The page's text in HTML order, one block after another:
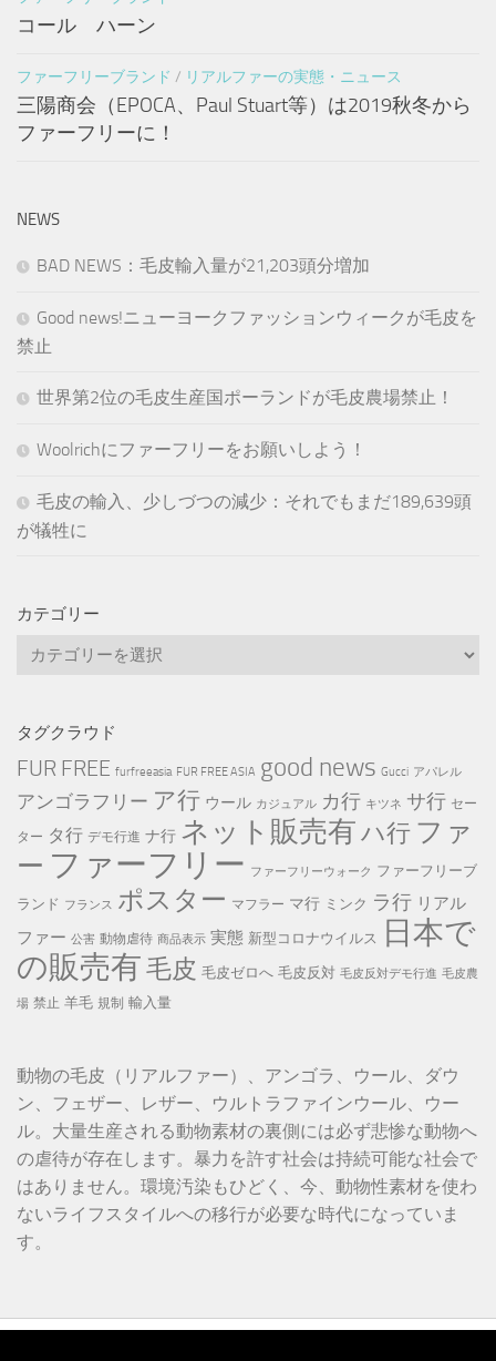
コール ハーン
ファーフリーブランド / リアルファーの実態・ニュース
三陽商会（EPOCA、Paul Stuart等）は2019秋冬から
ファーフリーに！
NEWS
BAD NEWS：毛皮輸入量が21,203頭分増加
Good news!ニューヨークファッションウィークが毛皮を
禁止
世界第2位の毛皮生産国ポーランドが毛皮農場禁止！
Woolrichにファーフリーをお願いしよう！
毛皮の輸入、少しづつの減少：それでもまだ189,639頭
が犠牲に
カテゴリー
カ
リ
ー
タグクラウド
FUR FREE furfreeasia FUR FREE ASIA good news Gucci アパレル
アンゴラフリー ア行 ウール カジュアル カ行 キツネ サ行 セー
ター タ行 デモ行進 ナ行 ネット販売有ハ行 ファ
ー ファーフリー ファーフリーウォーク ファーフリーブ
ランド フランス ポスター マフラー マ行 ミンク ラ行 リアル
ファー 公害 動物虐待 商品表示 実態 新型コロナウイルス
日本で
の販売有毛皮 毛皮ゼロへ 毛皮反対 毛皮反対デモ行進 毛皮農
場 禁止 羊毛 規制 輸入量
動物の毛皮（リアルファー）、アンゴラ、ウール、ダウ
ン、フェザー、レザー、ウルトラファインウール、ウー
ル。大量生産される動物素材の裏側には必ず悲惨な動物へ
の虐待が存在します。暴力を許す社会は持続可能な社会で
はありません。環境汚染もひどく、今、動物性素材を使わ
ないライフスタイルへの移行が必要な時代になっていま
す。